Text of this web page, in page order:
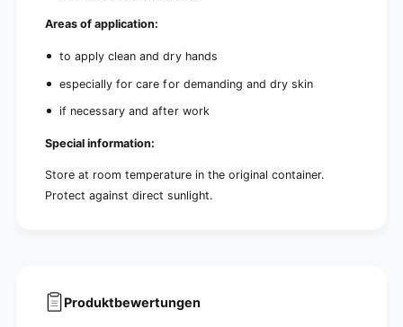
Areas of application:
to apply clean and dry hands
especially for care for demanding and dry skin
if necessary and after work
Special information:
Store at room temperature in the original container.
Protect against direct sunlight.
Produktbewertungen